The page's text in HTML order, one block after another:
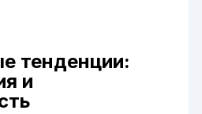
тенденции:
и